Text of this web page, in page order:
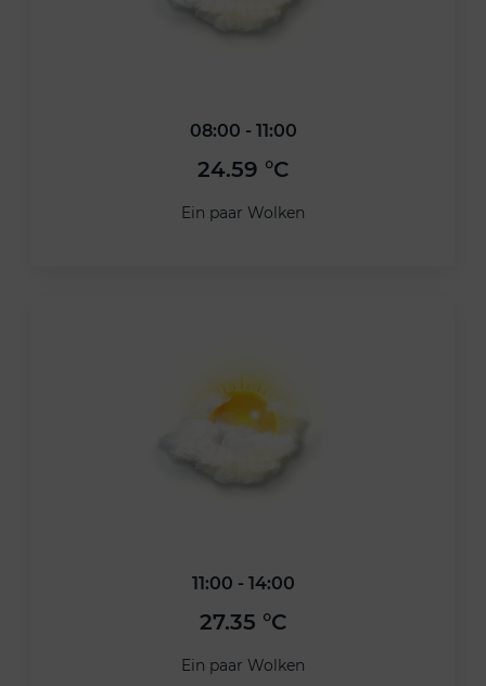
08:00 - 11:00
24.59 °C
Ein paar Wolken
11:00 - 14:00
27.35 °C
Ein paar Wolken